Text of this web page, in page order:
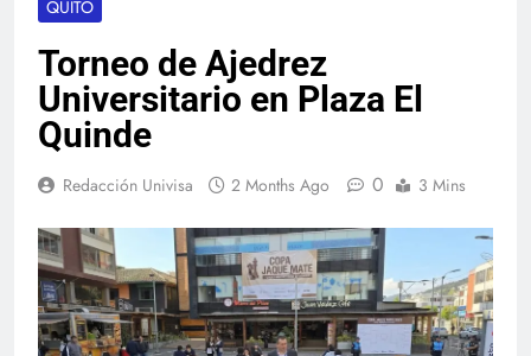
QUITO
Torneo de Ajedrez
Universitario en Plaza El
Quinde
Redacción Univisa 2 Months Ago 0 3 Mins